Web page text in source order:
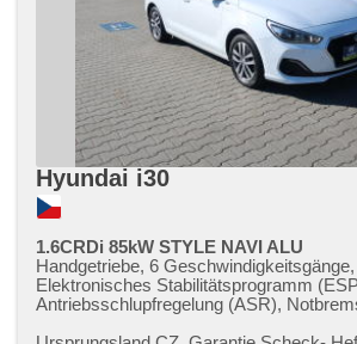
Hyundai i30
1.6CRDi 85kW STYLE NAVI ALU
Handgetriebe, 6
Elektronisches Stabilitätsprogramm
Antriebsschlupfregelung (ASR),